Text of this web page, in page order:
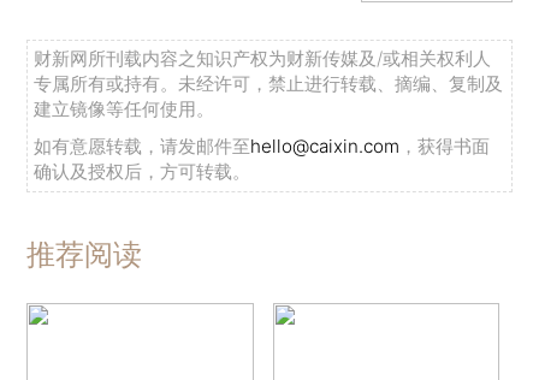
财新网所刊载内容之知识产权为财新传媒及/或相关权利人
专属所有或持有。未经许可，禁止进行转载、摘编、复制及
建立镜像等任何使用。
如有意愿转载，请发邮件至hello@caixin.com ，获得书面
确认及授权后，方可转载。
推荐阅读